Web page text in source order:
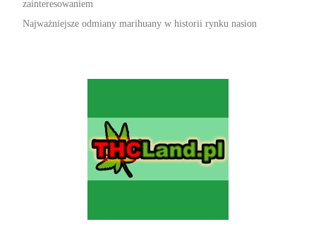
zainteresowaniem
Najważniejsze odmiany marihuany w historii rynku nasion